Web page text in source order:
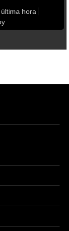
hora